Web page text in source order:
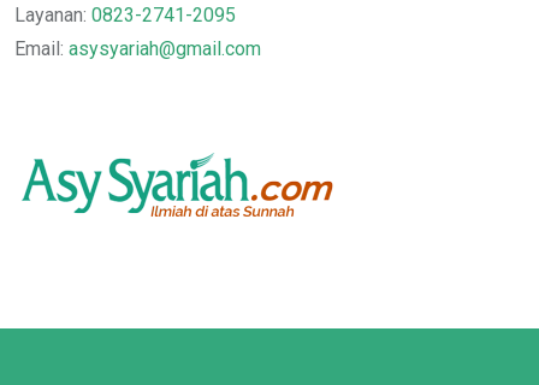
Layanan: 0823-2741-2095
Email: asysyariah@gmail.com